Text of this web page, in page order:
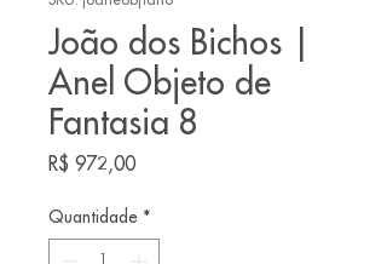
João dos Bichos |
Anel Objeto de
Fantasia 8
R$ 972,00Preço
Quantidade *